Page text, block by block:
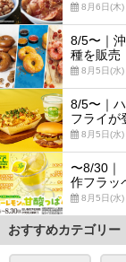
8月6日(木)
8/5〜｜
種を販売
8月5日(水)
8/5〜｜
フライが
8月5日(水)
〜8/30｜
作フラッ
8月5日(水
おすすめカテゴリー